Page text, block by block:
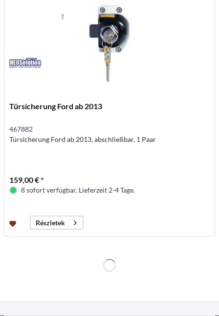
Türsicherung Ford ab 2013
467882
Türsicherung Ford ab 2013, abschließbar, 1 Paar
159,00 € *
8 sofort verfügbar. Lieferzeit 2-4 Tage.
Részletek